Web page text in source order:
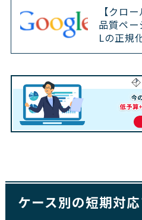
【クロ
品質ペ
Lの正規
ケース別の短期対